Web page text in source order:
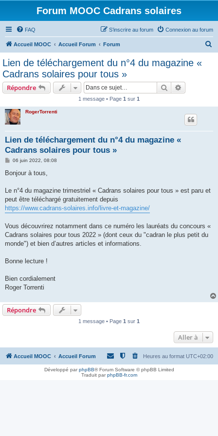
Forum MOOC Cadrans solaires
FAQ Connexion au forum
S’inscrire au forum
Accueil MOOC Accueil Forum Forum
Lien de téléchargement du n°4 du magazine «
Cadrans solaires pour tous »
Répondre Rechercher
1 message • Page 1 sur 1
RogerTorrenti
Lien de téléchargement du n°4 du magazine «
Cadrans solaires pour tous »
M
s
g
06 juin 2022, 08:08
Bonjour à tous,
Le n°4 du magazine trimestriel « Cadrans solaires pour tous » est paru et
peut être téléchargé gratuitement depuis
https://www.cadrans-solaires.info/livre-et-magazine/
Vous découvrirez notamment dans ce numéro les lauréats du concours «
Cadrans solaires pour tous 2022 » (dont ceux du "cadran le plus petit du
monde") et bien d’autres articles et informations.
Bonne lecture !
Bien cordialement
Roger Torrenti
Répondre
1 message • Page 1 sur 1
Aller à
Accueil MOOC Accueil Forum Heures au format UTC+02:00
Développé parphpBB® Forum Software © phpBB Limited
Traduit parphpBB-fr.com